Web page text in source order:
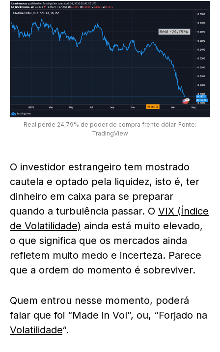
Real perde 24,79% de poder de compra frente dólar. Fonte:
TradingView
O investidor estrangeiro tem mostrado
cautela e optado pela liquidez, isto é, ter
dinheiro em caixa para se preparar
quando a turbulência passar. O VIX (Índice
de Volatilidade) ainda está muito elevado,
o que significa que os mercados ainda
refletem muito medo e incerteza. Parece
que a ordem do momento é sobreviver.
Quem entrou nesse momento, poderá
falar que foi “Made in Vol”, ou, “Forjado na
Volatilidade“.